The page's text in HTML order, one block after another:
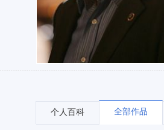
个人百科 全部作品